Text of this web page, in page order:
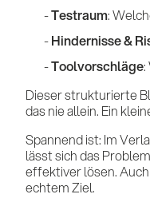
Testraum:
Hindernisse &
Toolvorschläge:
Dieser strukturierte
das nie allein. Ein
Spannend ist: Im
lässt sich das
effektiver lösen.
echtem Ziel.